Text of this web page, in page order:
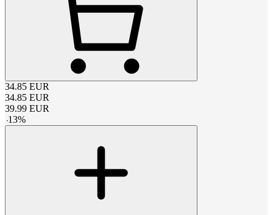
34.85 EUR
34.85 EUR
39.99 EUR
-13%